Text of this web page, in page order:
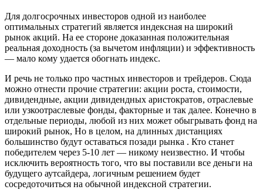
Для долгосрочных инвесторов одной из наиболее
оптимальных стратегий является индексная на широкий
рынок акций. На ее стороне доказанная положительная
реальная доходность (за вычетом инфляции) и эффективность
— мало кому удается обогнать индекс.
И речь не только про частных инвесторов и трейдеров. Сюда
можно отнести прочие стратегии: акции роста, стоимости,
дивидендные, акции дивидендных аристократов, отраслевые
или узкоотраслевые фонды, факторные и так далее. Конечно в
отдельные периоды, любой из них может обыгрывать фонд на
широкий рынок, Но в целом, на длинных дистанциях
большинство будут оставаться позади рынка . Кто станет
победителем через 5-10 лет — никому неизвестно. И чтобы
исключить вероятность того, что вы поставили все деньги на
будущего аутсайдера, логичным решением будет
сосредоточиться на обычной индексной стратегии.